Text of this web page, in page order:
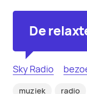
De
Sky Radio
muziek radio